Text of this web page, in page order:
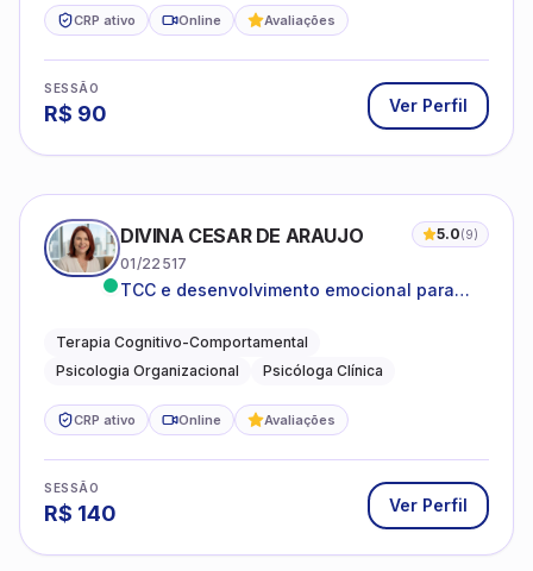
CRP ativo Online Avaliações
SESSÃO
R$ 90 Ver Perfil
DIVINA CESAR DE ARAUJO 5.0(9)
01/22517
TCC e desenvolvimento emocional para
Terapia Cognitivo-Comportamental
Psicologia Organizacional
Psicóloga Clínica
CRP ativo Online Avaliações
SESSÃO
R$ 140 Ver Perfil